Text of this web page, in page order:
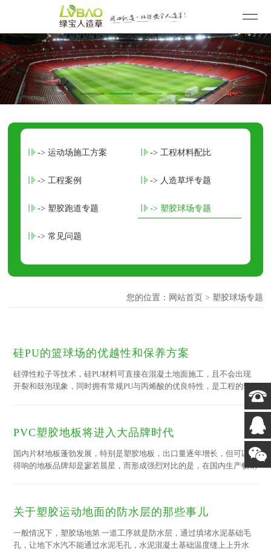
-> 运动场施工方案 -> 工程材料配比
-> 工程案例 -> 人造草坪专题
-> 塑胶跑道专题 -> 塑胶球场专题
-> 常见问题
您的位置： 网站首页> 塑胶球场专题
硅PU的篮球场的优越性和保养方案
硅弹性粒子等技术，硅PU材料可直接在混凝土地面施工，且不会出现
开裂和鼓泡现象，同时拥有常规PU与丙烯酸的优良特性，是工程的较
佳选择。 硅PU性能如下： 1、优越耐候性。不会因紫外线、臭氧、雨
水及高低温气候等环境改变而褪色、粉化、发硬、发软等现象，并能长
期保持其鲜艳的色彩。正常情况下能保持五年不变色，十年不改弹性的
使用时间。
PVC塑胶地板将进入大品牌时代
国内片材地板蓬勃发展，特别是塑胶地板，出口量逐年增长，但可以叫
得响的地板品牌却是寥若晨星，而形成强烈对比的是，在国内生产畅销
样的。还有一种是复合式的，就是上...
关于塑胶运动地面的防水层的那些事儿
一般情况下，塑胶场地第 一道工序就是防水层，通过填堵水泥基础毛
孔，让地下水汽不能通过水泥毛孔，水泥混凝土基础温度缝上上升水